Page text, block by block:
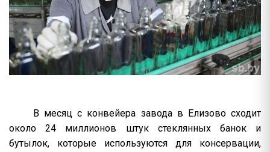
В месяц с конвейера завода в Елизово сходит
около 24 миллионов штук стеклянных банок и
бутылок, которые используются для консервации,